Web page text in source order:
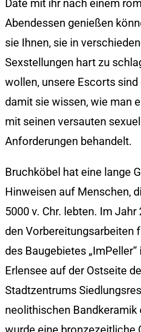
Date mit ihr nach einem
Abendessen genießen
sie Ihnen, sie in
Sexstellungen hart zu
wollen, unsere Escorts
damit sie wissen, wie man
mit seinen versauten
Anforderungen behandelt.
Bruchköbel hat eine lange
Hinweisen auf Menschen,
5000 v. Chr. lebten. Im Jahr
den Vorbereitungsarbeiten
des Baugebietes
Erlensee auf der Ostseite
Stadtzentrums
neolithischen Bandkeramik